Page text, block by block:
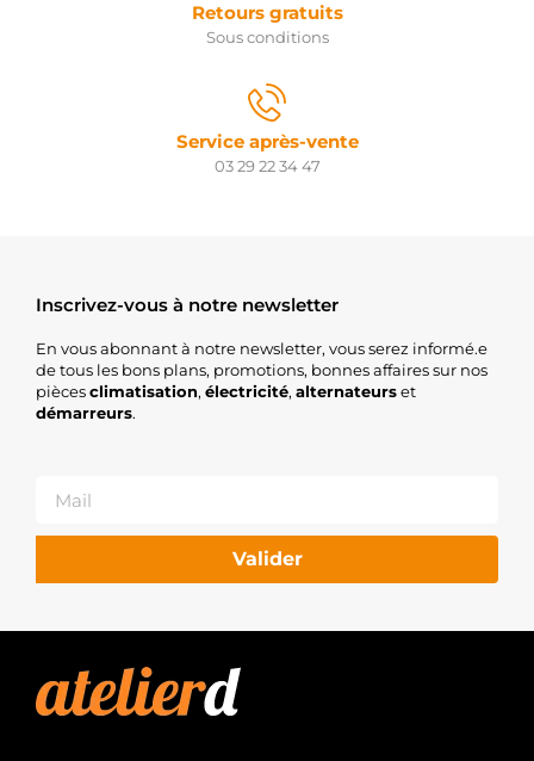
Retours gratuits
Sous conditions
Service après-vente
03 29 22 34 47
Inscrivez-vous à notre newsletter
En vous abonnant à notre newsletter, vous serez informé.e
de tous les bons plans, promotions, bonnes affaires sur nos
piècesclimatisation, électricité, alternateurset
démarreurs.
Valider